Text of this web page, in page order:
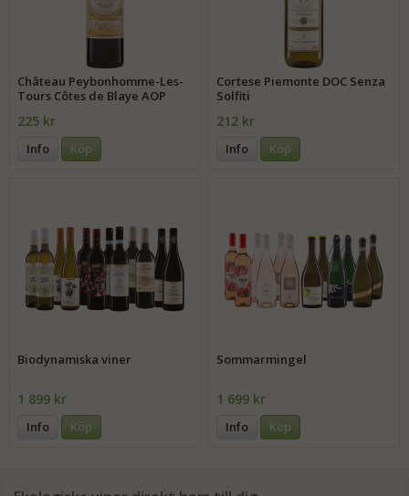
Château Peybonhomme-Les-
Tours Côtes de Blaye AOP
225 kr
Info Köp
Cortese Piemonte DOC Senza
Solfiti
212 kr
Info Köp
Biodynamiska viner
1 899 kr
Info Köp
Sommarmingel
1 699 kr
Info Köp